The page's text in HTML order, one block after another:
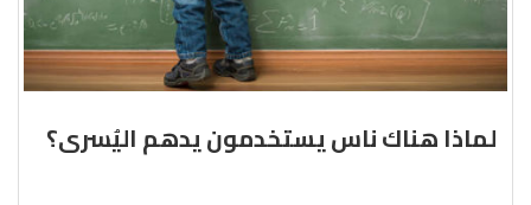
لماذا هناك ناس يستخدمون يدهم اليُسرى؟